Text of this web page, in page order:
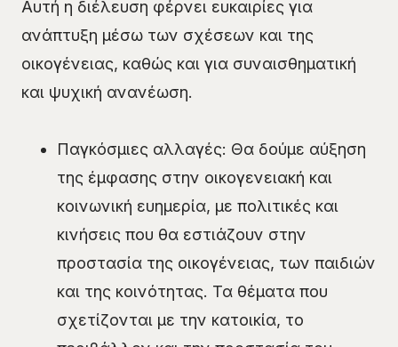
Αυτή η διέλευση φέρνει ευκαιρίες για
ανάπτυξη μέσω των σχέσεων και της
οικογένειας, καθώς και για συναισθηματική
και ψυχική ανανέωση.
Παγκόσμιες αλλαγές: Θα δούμε αύξηση
της έμφασης στην οικογενειακή και
κοινωνική ευημερία, με πολιτικές και
κινήσεις που θα εστιάζουν στην
προστασία της οικογένειας, των παιδιών
και της κοινότητας. Τα θέματα που
σχετίζονται με την κατοικία, το